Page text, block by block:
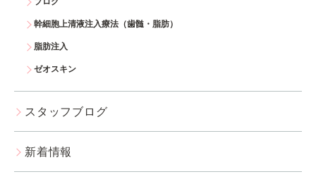
幹細胞上清液注入療法（歯髄・脂肪）
脂肪注入
ゼオスキン
スタッフブログ
新着情報